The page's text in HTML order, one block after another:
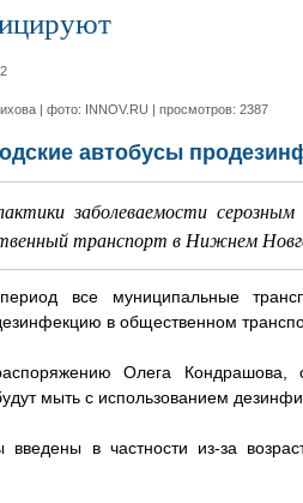
| фото: INNOV.RU | просмотров: 2387
автобусы
заболеваемости
транспорт в Нижнем
все муниципальные
в общественном
Олега Кондрашова,
мыть с использованием
введены в частности из-за